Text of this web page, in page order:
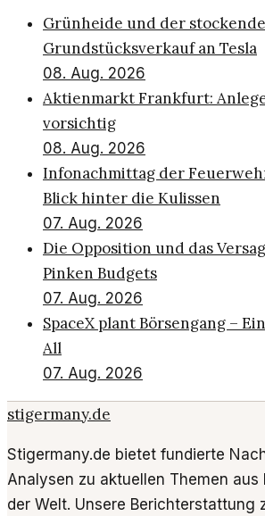
Grünheide und der stockende
Grundstücksverkauf an Tesla
08. Aug. 2026
Aktienmarkt Frankfurt:
vorsichtig
08. Aug. 2026
Infonachmittag der
Blick hinter die Kulissen
07. Aug. 2026
Die Opposition und das
Pinken Budgets
07. Aug. 2026
SpaceX plant Börsengang –
All
07. Aug. 2026
stigermany.de
Stigermany.de bietet fundierte
Analysen zu aktuellen Themen aus
der Welt. Unsere Berichterstattung